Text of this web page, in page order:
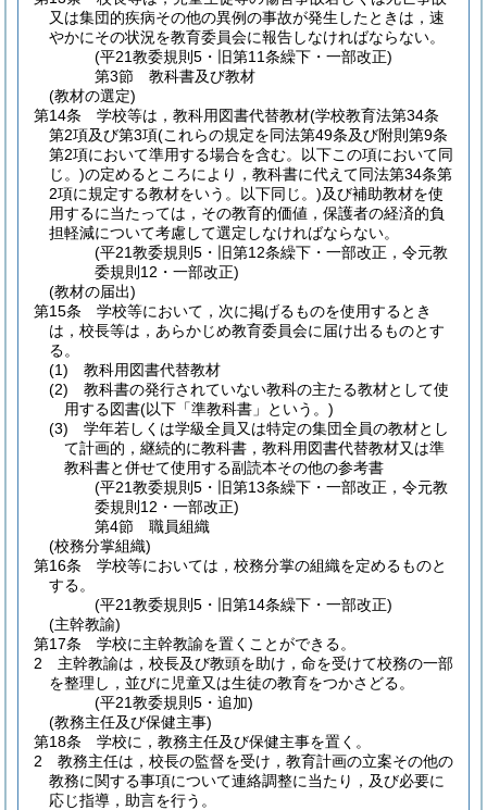
又は集団的疾病その他の異例の事故が発生したときは，速
やかにその状況を教育委員会に報告しなければならない。
(平21教委規則5・旧第11条繰下・一部改正)
第3節
教科書及び教材
(教材の選定)
第14条
学校等は，教科用図書代替教材(学校教育法第34条
第2項及び第3項(これらの規定を同法第49条及び附則第9条
第2項において準用する場合を含む。以下この項において同
じ。)の定めるところにより，教科書に代えて同法第34条第
2項に規定する教材をいう。以下同じ。)及び補助教材を使
用するに当たっては，その教育的価値，保護者の経済的負
担軽減について考慮して選定しなければならない。
(平21教委規則5・旧第12条繰下・一部改正，令元教
委規則12・一部改正)
(教材の届出)
第15条
学校等において，次に掲げるものを使用するとき
は，校長等は，あらかじめ教育委員会に届け出るものとす
る。
(1)
教科用図書代替教材
(2)
教科書の発行されていない教科の主たる教材として使
用する図書(以下「準教科書」という。)
(3)
学年若しくは学級全員又は特定の集団全員の教材とし
て計画的，継続的に教科書，教科用図書代替教材又は準
教科書と併せて使用する副読本その他の参考書
(平21教委規則5・旧第13条繰下・一部改正，令元教
委規則12・一部改正)
第4節
職員組織
(校務分掌組織)
第16条
学校等においては，校務分掌の組織を定めるものと
する。
(平21教委規則5・旧第14条繰下・一部改正)
(主幹教諭)
第17条
学校に主幹教諭を置くことができる。
2
主幹教諭は，校長及び教頭を助け，命を受けて校務の一部
を整理し，並びに児童又は生徒の教育をつかさどる。
(平21教委規則5・追加)
(教務主任及び保健主事)
第18条
学校に，教務主任及び保健主事を置く。
2
教務主任は，校長の監督を受け，教育計画の立案その他の
教務に関する事項について連絡調整に当たり，及び必要に
応じ指導，助言を行う。